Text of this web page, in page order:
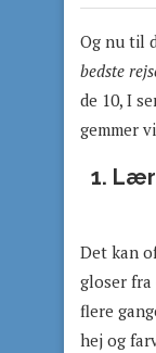
Og nu til
bedste
de 10, I
gemmer
1.
Det kan
gloser fra
flere
hej og